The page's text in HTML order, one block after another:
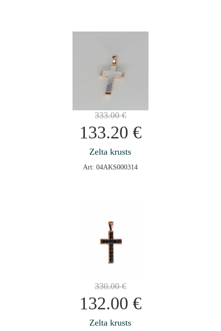
333.00€
133.20 €
Zelta krusts
Art: 04AKS000314
330.00€
132.00 €
Zelta krusts